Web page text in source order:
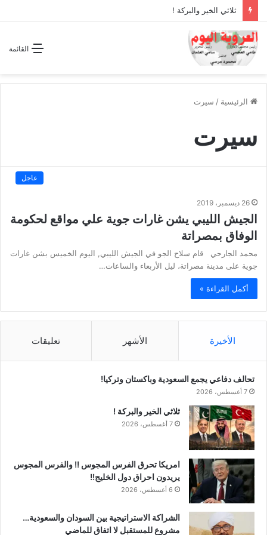
ثلاثي الخير والبركة !
القائمة
الرئيسية / سيرت
سيرت
عاجل
26 ديسمبر، 2019
الجيش الليبي يشن غارات جوية علي مواقع لحكومة
الوفاق بمصراتة
محمد الجارحي قام سلاح الجو في الجيش الليبي, اليوم الخميس بشن غارات
جوية على مدينة مصراتة، ليل الأربعاء والساعات…
أكمل القراءة »
الأخيرة الأشهر تعليقات
تحالف دفاعي يجمع السعودية وباكستان وتركيا!
7 أغسطس، 2026
ثلاثي الخير والبركة !
7 أغسطس، 2026
امريكا تحرق الفرس المجوس !! والفرس المجوس
يريدون احراق دول الخليج!!
6 أغسطس، 2026
الشراكة الاستراتيجية بين السودان والسعودية…
مشروع للمستقبل لا اتفاق للماضي